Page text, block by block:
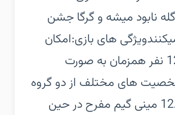
نابود میشه و گرگا جشن
های بازی:‏امکان
بازی بین 4 تا 12 نفر همزمان به صورت
شخصیت های مختلف از دو گروه
گرگ و گوسفند‏12 مینی گیم مفرح در حین